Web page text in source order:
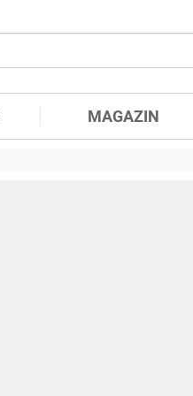
MAGAZIN